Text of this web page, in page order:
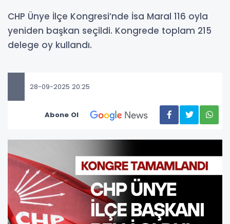
CHP Ünye İlçe Kongresi’nde İsa Maral 116 oyla
yeniden başkan seçildi. Kongrede toplam 215
delege oy kullandı.
28-09-2025 20:25
Abone Ol